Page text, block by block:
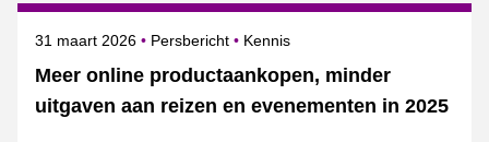
Meer online productaankopen, minder
uitgaven aan reizen en evenementen in 2025
Gepubliceerd op
31 maart 2026 Categorie
Persbericht Onderwerpen
Kennis